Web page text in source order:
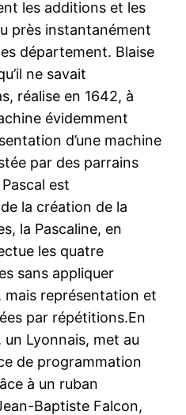
les additions et les
près instantanément
département. Blaise
ne savait
réalise en 1642, à
évidemment
d’une machine
par des parrains
est
la création de la
la Pascaline, en
les quatre
sans appliquer
mais représentation et
par répétitions.En
un Lyonnais, met au
de programmation
à un ruban
Baptiste Falcon,